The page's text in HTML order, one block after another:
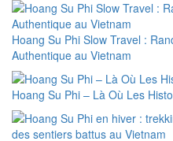
Hoang Su Phi Slow Travel :
Authentique au Vietnam
Hoang Su Phi – Là Où Les